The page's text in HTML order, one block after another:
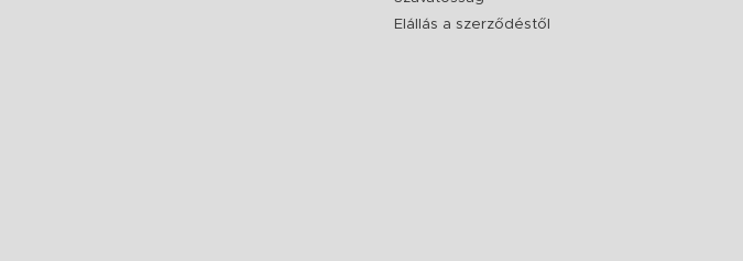
Elállás a szerződéstől